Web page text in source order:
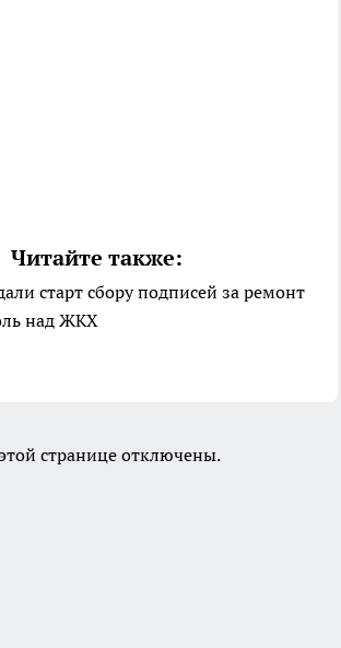
Читайте также:
старт сбору подписей за ремонт
над ЖКХ
странице отключены.